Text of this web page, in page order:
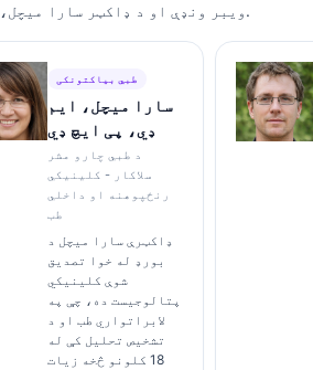
ویبر ونډې او د ډاکټر سارا میچل، ایم ډي، پی ایچ ډي لخوا طبي بیاکتنه شامله ده.
طبي بیاکتونکی
سارا میچل، ایم
ډي، پی ایچ ډي
د طبي چارو مشر
سلاکار - کلینیکي
رنځپوهنه او داخلي
طب
ډاکټرې سارا میچل د
بورډ له خوا تصدیق
شوې کلینیکي
پتالوجیست ده، چې په
لابراتواري طب او د
تشخیص تحلیل کې له
18 کلونو څخه زیات